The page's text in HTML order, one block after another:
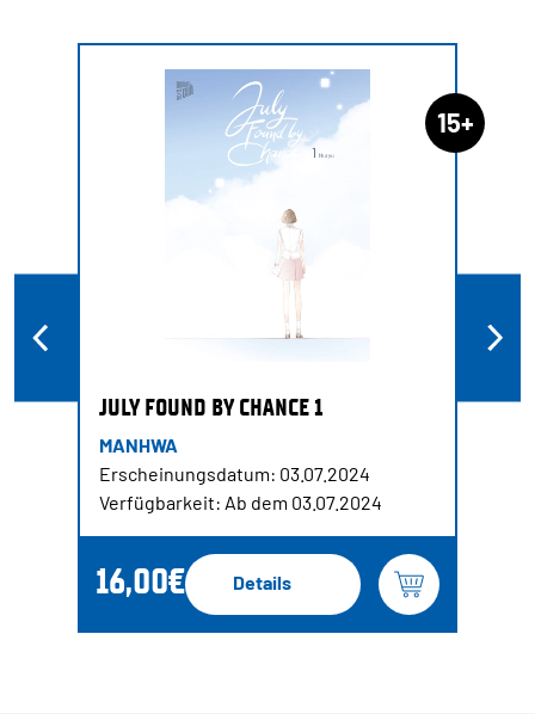
15+
JULY FOUND BY CHANCE 1
MANHWA
Erscheinungsdatum: 03.07.2024
Verfügbarkeit: Ab dem 03.07.2024
16,00€ Details